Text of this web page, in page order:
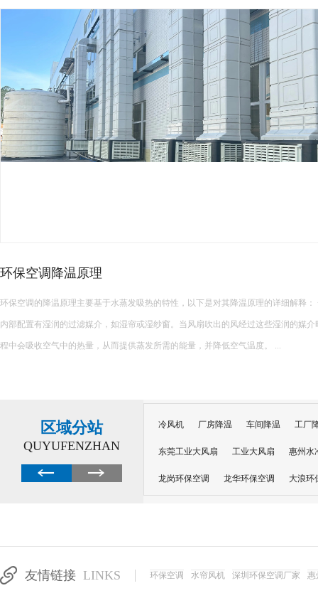
环保空调降温原理
环保空调的降温原理主要基于水蒸发吸热的特性，以下是对其降温原理的详细解释： 一、核心原理 环保空调
内部配置有湿润的过滤媒介，如湿帘或湿纱窗。当风扇吹出的风经过这些湿润的媒
程中会吸收空气中的热量，从而提供蒸发所需的能量，并降低空气温度。 ...
区域分站
QUYUFENZHAN
冷风机 厂房降温 车间降温 工厂
东莞工业大风扇 工业大风扇 惠州水
龙岗环保空调 龙华环保空调 大浪环
友情链接 LINKS 环保空调 水帘风机 深圳环保空调厂家 惠